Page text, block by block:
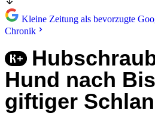
Kleine Zeitung als bevorzugte
Chronik
Hund nach
giftiger